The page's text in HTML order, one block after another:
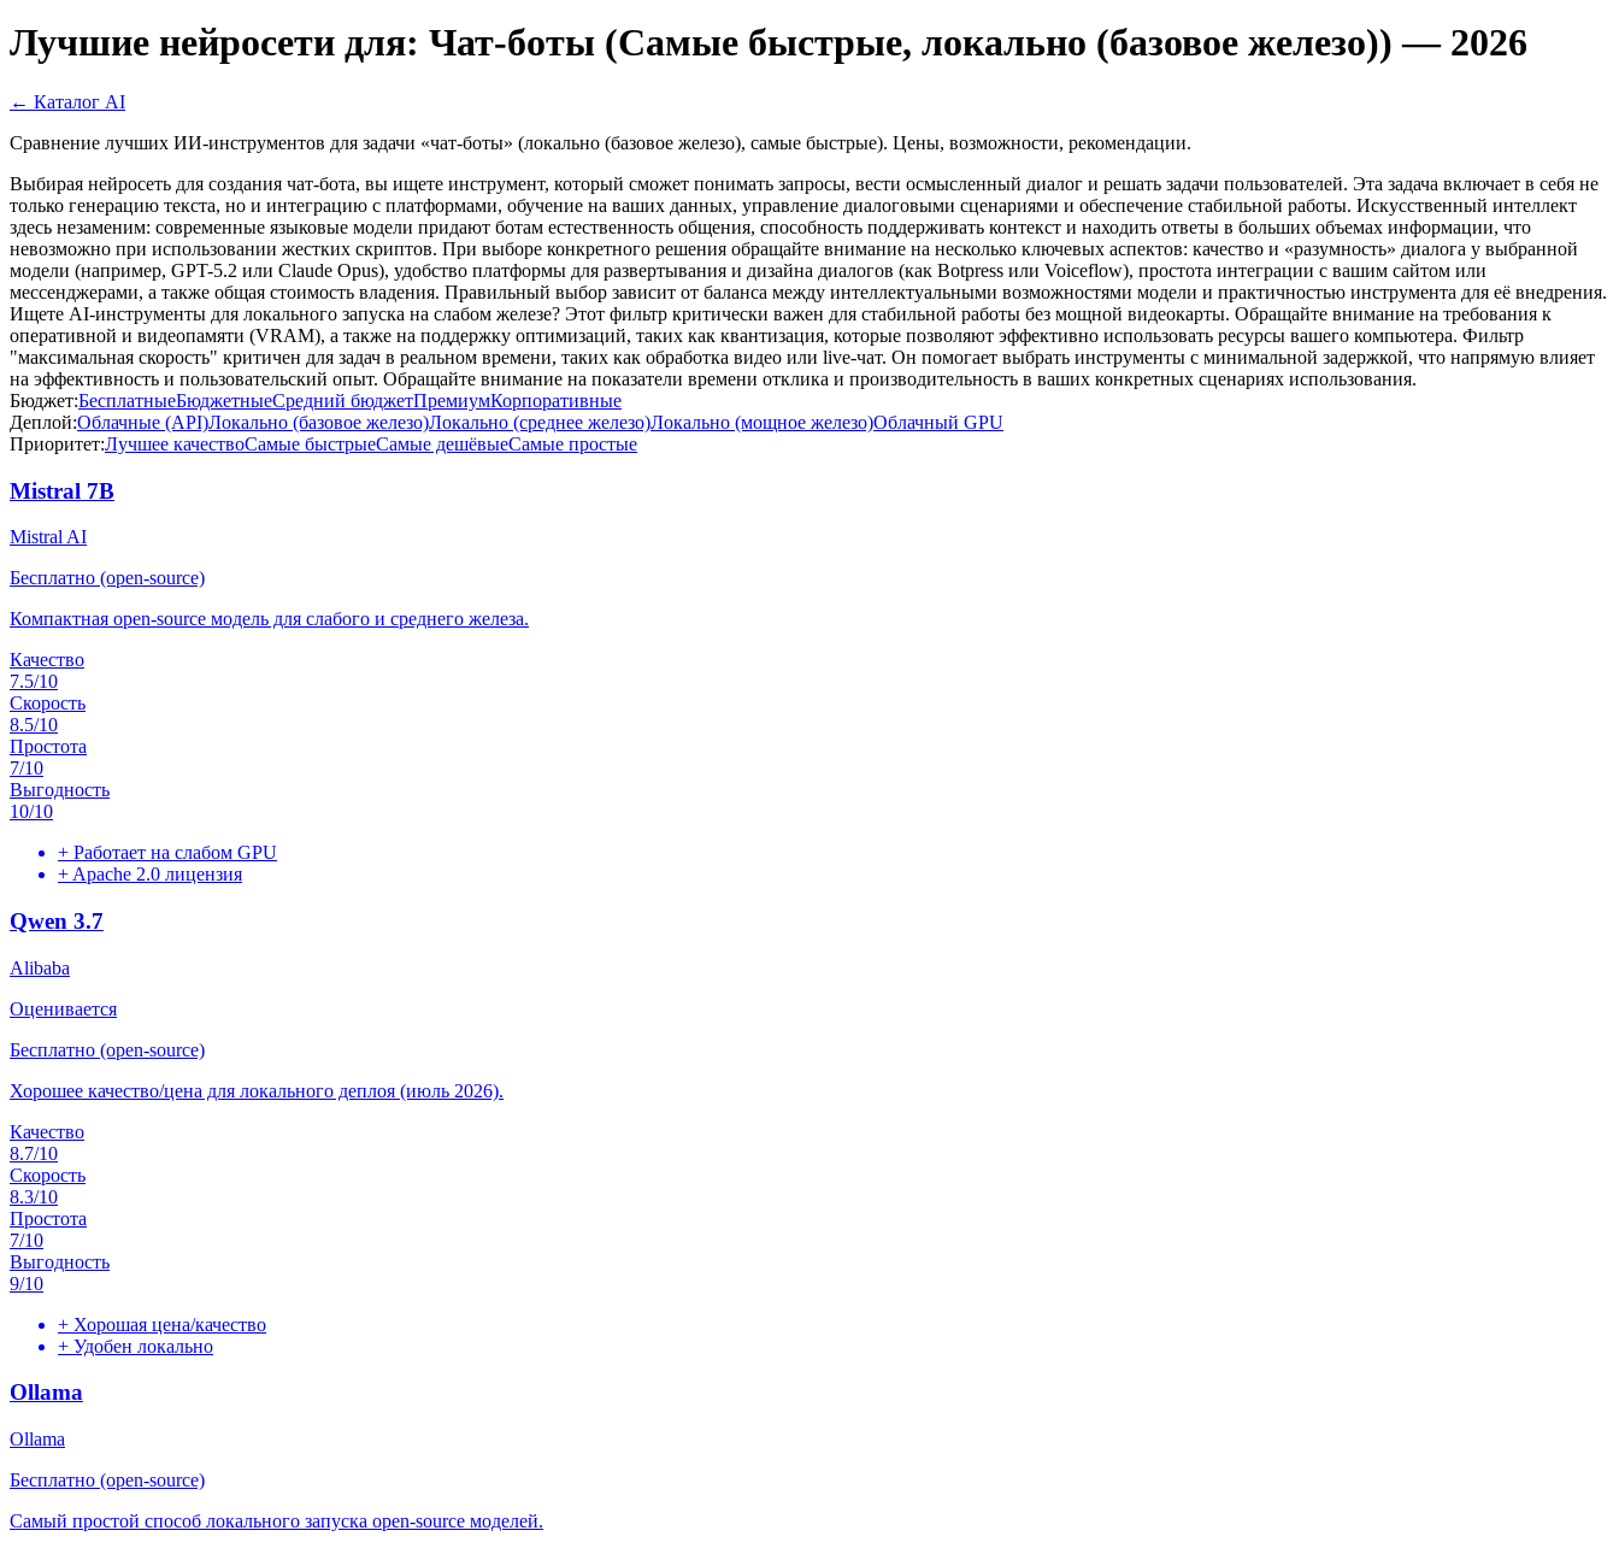
Лучшие нейросети для: Чат-боты (Самые быстрые, локально (базовое железо)) — 2026
← Каталог AI
Сравнение лучших ИИ-инструментов для задачи «чат-боты» (локально (базовое железо), самые быстрые). Цены, возможности, рекомендации.
Выбирая нейросеть для создания чат-бота, вы ищете инструмент, который сможет понимать запросы, вести осмысленный диалог и решать задачи пользователей. Эта задача включает в себя не
только генерацию текста, но и интеграцию с платформами, обучение на ваших данных, управление диалоговыми сценариями и обеспечение стабильной работы. Искусственный интеллект
здесь незаменим: современные языковые модели придают ботам естественность общения, способность поддерживать контекст и находить ответы в больших объемах информации, что
невозможно при использовании жестких скриптов. При выборе конкретного решения обращайте внимание на несколько ключевых аспектов: качество и «разумность» диалога у выбранной
модели (например, GPT-5.2 или Claude Opus), удобство платформы для развертывания и дизайна диалогов (как Botpress или Voiceflow), простота интеграции с вашим сайтом или
мессенджерами, а также общая стоимость владения. Правильный выбор зависит от баланса между интеллектуальными возможностями модели и практичностью инструмента для её внедрения.
Ищете AI-инструменты для локального запуска на слабом железе? Этот фильтр критически важен для стабильной работы без мощной видеокарты. Обращайте внимание на требования к
оперативной и видеопамяти (VRAM), а также на поддержку оптимизаций, таких как квантизация, которые позволяют эффективно использовать ресурсы вашего компьютера. Фильтр
"максимальная скорость" критичен для задач в реальном времени, таких как обработка видео или live-чат. Он помогает выбрать инструменты с минимальной задержкой, что напрямую влияет
на эффективность и пользовательский опыт. Обращайте внимание на показатели времени отклика и производительность в ваших конкретных сценариях использования.
Бюджет:БесплатныеБюджетныеСредний бюджетПремиумКорпоративные
Деплой:Облачные (API)Локально (базовое железо)Локально (среднее железо)Локально (мощное железо)Облачный GPU
Приоритет:Лучшее качествоСамые быстрыеСамые дешёвыеСамые простые
Mistral 7B
Mistral AI
Бесплатно (open-source)
Компактная open-source модель для слабого и среднего железа.
Качество
7.5/10
Скорость
8.5/10
Простота
7/10
Выгодность
10/10
+ Работает на слабом GPU
+ Apache 2.0 лицензия
Qwen 3.7
Alibaba
Оценивается
Бесплатно (open-source)
Хорошее качество/цена для локального деплоя (июль 2026).
Качество
8.7/10
Скорость
8.3/10
Простота
7/10
Выгодность
9/10
+ Хорошая цена/качество
+ Удобен локально
Ollama
Ollama
Бесплатно (open-source)
Самый простой способ локального запуска open-source моделей.